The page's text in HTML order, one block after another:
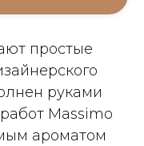
простые
руками
Massimo
ароматом